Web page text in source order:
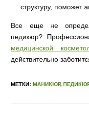
структуру, поможет
Все еще не
педикюр?
медицинской
действительно
МЕТКИ:МАНИКЮР,